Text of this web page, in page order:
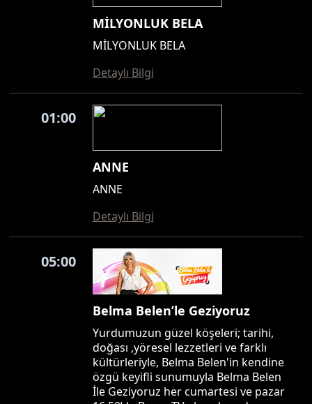
MİLYONLUK BELA
MİLYONLUK BELA
Detaylı Bilgi
01:00
ANNE
ANNE
Detaylı Bilgi
05:00
Belma Belen’le Geziyoruz
Yurdumuzun güzel köşeleri; tarihi,
doğası ,yöresel lezzetleri ve farklı
kültürleriyle, Belma Belen'in kendine
özgü keyifli sunumuyla Belma Belen
İle Geziyoruz her cumartesi ve pazar